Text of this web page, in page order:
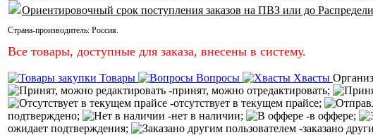
Ориентировочный срок поступления заказов на ПВЗ или до
Страна-производитель: Россия.
Все товары, доступные для заказа, внесены в систему.
Товары Вопросы Хвасты
-принят, можно отредактировать;
-отсутствует в текущем прайсе;
подтверждено;
-нет в наличии; -в оффере;
ожидает подтверждения;
-заказано